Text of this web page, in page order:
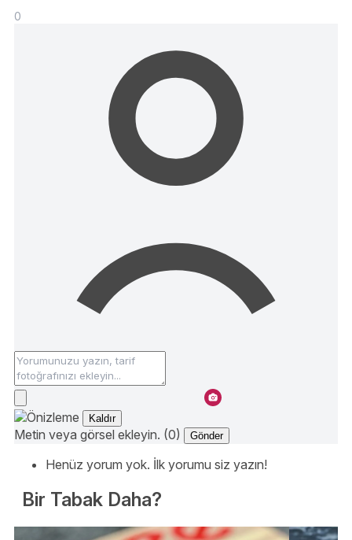
0
Kaldır
Metin veya görsel ekleyin. (0) Gönder
Henüz yorum yok. İlk yorumu siz yazın!
Bir Tabak Daha?